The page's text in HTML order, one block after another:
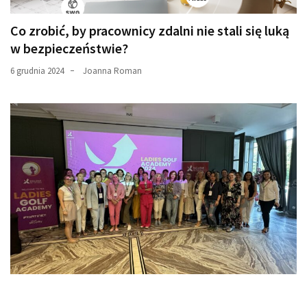
Co zrobić, by pracownicy zdalni nie stali się luką
w bezpieczeństwie?
6 grudnia 2024 Joanna Roman